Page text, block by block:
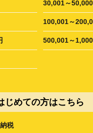
30,001～
100,001～
500,001～
じめての方はこちら
税